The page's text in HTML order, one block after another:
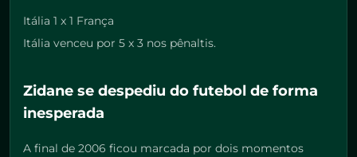
Itália 1 x 1 França
Itália venceu por 5 x 3 nos pênaltis.
Zidane se despediu do futebol de forma
inesperada
A final de 2006 ficou marcada por dois momentos